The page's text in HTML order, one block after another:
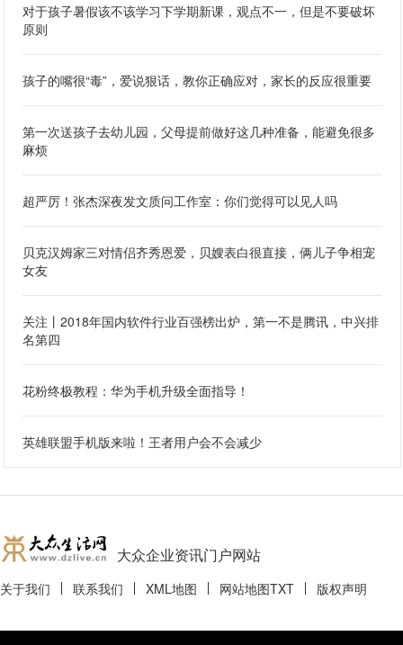
对于孩子暑假该不该学习下学期新课，观点不一，但是不要破坏
原则
孩子的嘴很“毒”，爱说狠话，教你正确应对，家长的反应很重要
第一次送孩子去幼儿园，父母提前做好这几种准备，能避免很多
麻烦
超严厉！张杰深夜发文质问工作室：你们觉得可以见人吗
贝克汉姆家三对情侣齐秀恩爱，贝嫂表白很直接，俩儿子争相宠
女友
关注丨2018年国内软件行业百强榜出炉，第一不是腾讯，中兴排
名第四
花粉终极教程：华为手机升级全面指导！
英雄联盟手机版来啦！王者用户会不会减少
大众企业资讯门户网站
关于我们 联系我们 XML地图 网站地图TXT 版权声明